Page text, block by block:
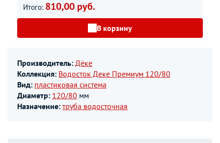
Итого: 810,00 руб.
В корзину
Производитель: Дёке
Коллекция: Водосток Деке Премиум 120/80
Вид: пластиковая система
Диаметр: 120/80 мм
Назначение: труба водосточная